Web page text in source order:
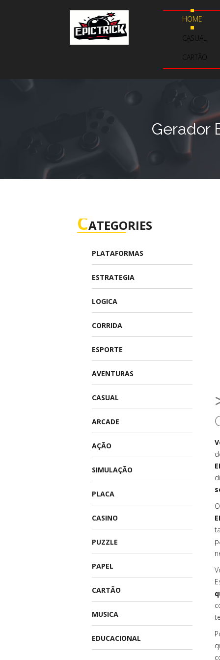
HOME
CASUAL
CARTÃO
Gerador
CATEGORIES
PLATAFORMAS
ESTRATEGIA
LOGICA
CORRIDA
ESPORTE
AVENTURAS
CASUAL
ARCADE
AÇÃO
SIMULAÇÃO
PLACA
CASINO
PUZZLE
PAPEL
CARTÃO
MUSICA
EDUCACIONAL